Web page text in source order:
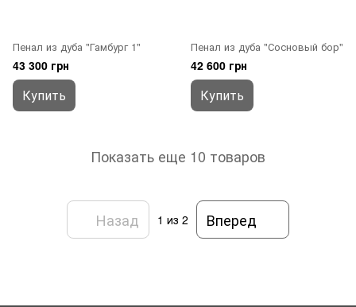
Пенал из дуба "Гамбург 1"
43 300 грн
Купить
Пенал из дуба "Сосновый бор"
42 600 грн
Купить
Показать еще 10 товаров
Назад 1 из 2 Вперед